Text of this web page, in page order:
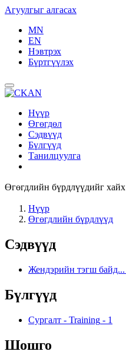
Агуулгыг алгасах
MN
EN
Нэвтрэх
Бүртгүүлэх
Нүүр
Өгөгдөл
Сэдвүүд
Бүлгүүд
Танилцуулга
Өгөгдлийн бүрдлүүдийг хайх
Нүүр
Өгөгдлийн бүрдлүүд
Сэдвүүд
Жендэрийн тэгш байд...
Бүлгүүд
Сургалт - Training - 1
Шошго